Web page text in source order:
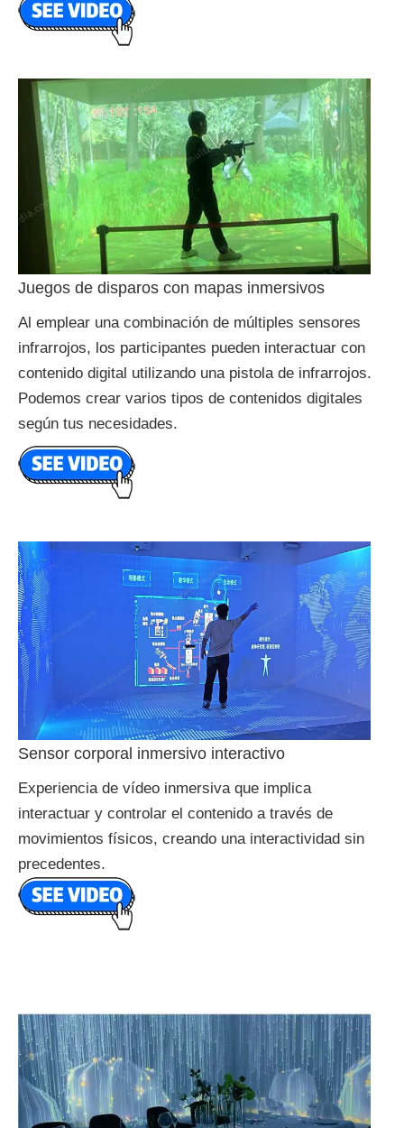
Juegos de disparos con mapas inmersivos
Al emplear una combinación de múltiples sensores
infrarrojos, los participantes pueden interactuar con
contenido digital utilizando una pistola de infrarrojos.
Podemos crear varios tipos de contenidos digitales
según tus necesidades.
Sensor corporal inmersivo interactivo
Experiencia de vídeo inmersiva que implica
interactuar y controlar el contenido a través de
movimientos físicos, creando una interactividad sin
precedentes.